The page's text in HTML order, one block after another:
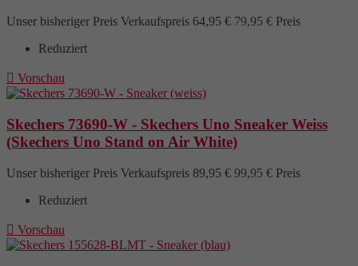
Unser bisheriger Preis Verkaufspreis 64,95 € 79,95 € Preis
Reduziert
 Vorschau
Skechers 73690-W - Skechers Uno Sneaker Weiss
(Skechers Uno Stand on Air White)
Unser bisheriger Preis Verkaufspreis 89,95 € 99,95 € Preis
Reduziert
 Vorschau